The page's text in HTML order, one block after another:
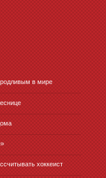
в мире
хоккеист